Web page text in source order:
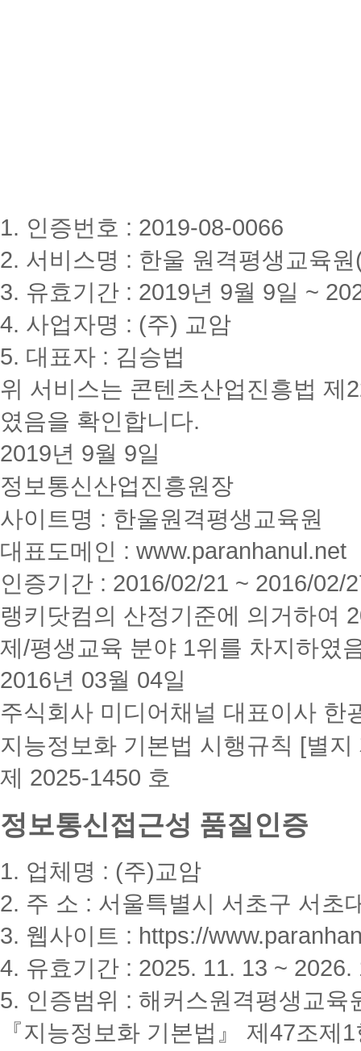
1. 인증번호 : 2019-08-0066
2. 서비스명 : 한울 원격평생교육
3. 유효기간 : 2019년 9월 9일 ~
4. 사업자명 : (주) 교암
5. 대표자 : 김승법
위 서비스는 콘텐츠산업진흥법 제
였음을 확인합니다.
2019년 9월 9일
정보통신산업진흥원장
사이트명 : 한울원격평생교육원
대표도메인 : www.paranhanul.net
인증기간 : 2016/02/21 ~ 2016/02/
랭키닷컴의 산정기준에 의거하여
제/평생교육 분야 1위를 차지하였
2016년 03월 04일
주식회사 미디어채널 대표이사 한
지능정보화 기본법 시행규칙 [별지
제 2025-1450 호
정보통신접근성 품질인증
1. 업체명 : (주)교암
2. 주 소 : 서울특별시 서초구 서초
3. 웹사이트 : https://
4. 유효기간 : 2025. 11. 13 ~ 2026.
5. 인증범위 : 해커스원격평생교육
『지능정보화 기본법』 제47조